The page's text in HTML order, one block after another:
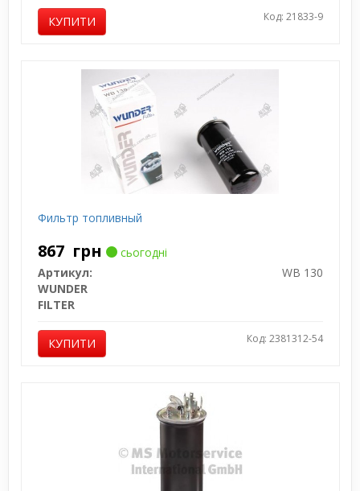
КУПИТИ Код: 21833-9
Фильтр топливный
867 грн
сьогодні
Артикул:
WB 130
WUNDER
FILTER
КУПИТИ Код: 2381312-54